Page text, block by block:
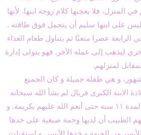
المنزل، فلا يعجبها كلام زوجة ابنها. لأنها
على ابنها سليم أن يتحمل فوق طاقته .
عصرا متعبًا ثم يتناول طعام الغذاء
ليذهب إلى عمله الآخر. فهو يتولى إدارة
لمنزلهم.
ابنتهم كريمة منذ ٦ شهور، و هي طفلة جميلة و كان الجميع
الابنة الكبرى فريال لم يشأ الله سبحانه
وتعالى أن يهبهم طفلًا آخر لمدة ١١ سنه حتى أنعم الله عليهم بكريمة. و
الطبيب أن لديها وحمة صبغية على خدها